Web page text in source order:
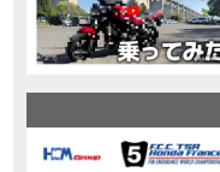
NEW BIKE 「X-ADV」大型ク
NEW BIKE 「CB1000R」のヘッ
NEW BIKE 「NC750X」大型
NEW BIKE 「CB1300 SUPER FOUR」「CB1300
NEW BIKE 大型クルー